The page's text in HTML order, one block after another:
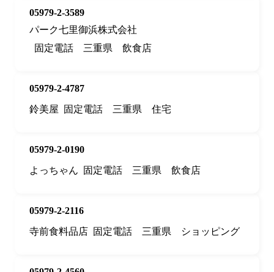
05979-2-3589
パーク七里御浜株式会社
固定電話
三重県 飲食店
05979-2-4787
鈴美屋
固定電話 三重県 住宅
05979-2-0190
よっちゃん
固定電話 三重県 飲食店
05979-2-2116
寺前食料品店 固定電話 三重県 ショッピング